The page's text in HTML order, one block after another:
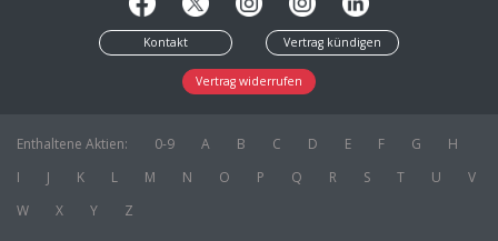
Kontakt Vertrag kündigen
Vertrag widerrufen
Enthaltene Aktien: 0-9 A B C D E F G
H
I
J K L M N O P Q R S T U
V
W
X Y Z